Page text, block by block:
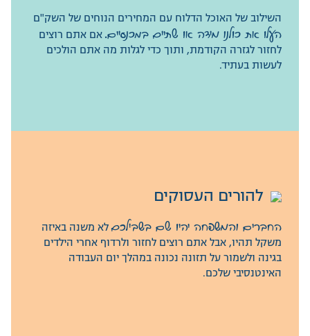
השילוב של האוכל הדלוח עם המחירים הנוחים של השק"ם
העלו את כולנו מידה או שתיים במכנסיים. אם אתם רוצים
לחזור לגזרה הקודמת, ותוך כדי לגלות מה אתם הולכים
לעשות בעתיד.
השילוב של האוכל הדלוח עם המחירים הנוחים של השק"ם
העלו את כולנו מידה או שתיים במכנסיים. אם אתם רוצים
לחזור לגזרה הקודמת, ותוך כדי לגלות מה אתם הולכים
לעשות בעתיד.
להורים העסוקים
החברים והמשפחה יהיו שם בשבילכם לא משנה באיזה
משקל תהיו, אבל אתם רוצים לחזור ולרדוף אחרי הילדים
בגינה ולשמור על תזונה נכונה במהלך יום העבודה
האינטנסיבי שלכם.
להורים העסוקים
החברים והמשפחה יהיו שם בשבילכם לא משנה באיזה
משקל תהיו, אבל אתם רוצים לחזור ולרדוף אחרי הילדים
בגינה ולשמור על תזונה נכונה במהלך יום העבודה
האינטנסיבי שלכם.